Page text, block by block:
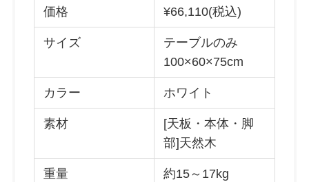
価格 ¥66,110(税込)
サイズ
テーブルのみ
100×60×75cm
カラー ホワイト
素材
[天板・本体・脚
部]天然木
重量 約15～17kg